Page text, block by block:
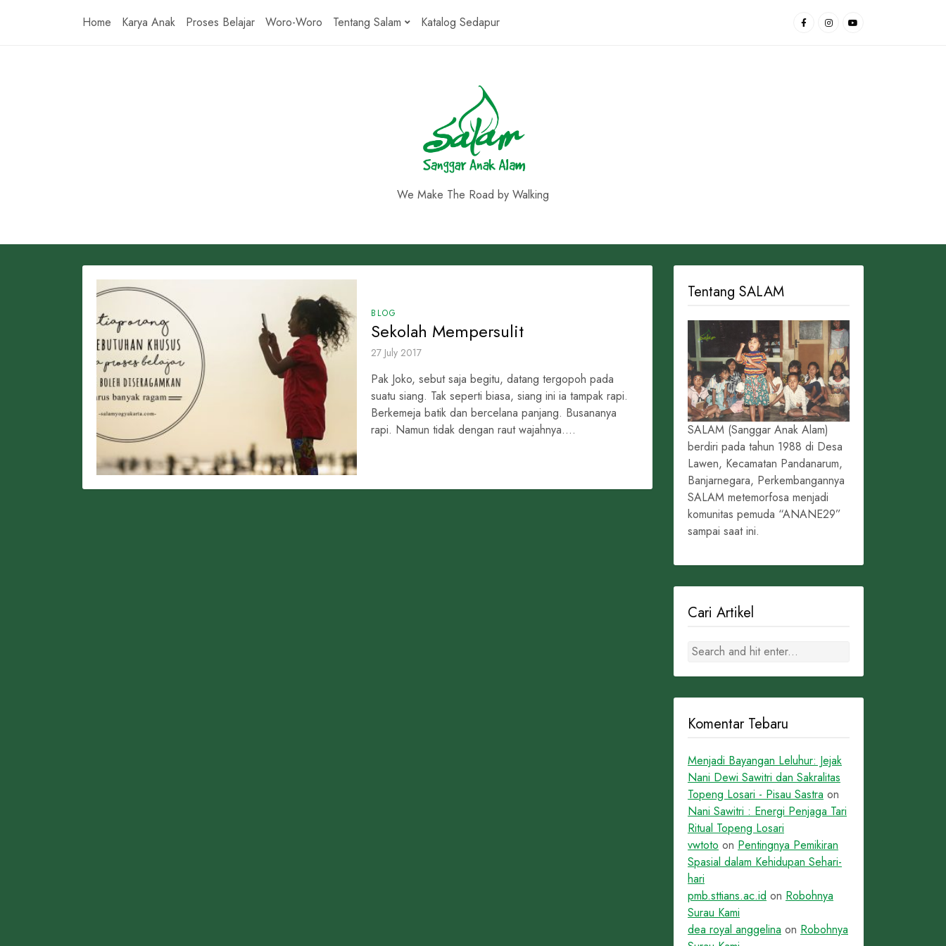
Home Karya Anak Proses Belajar Woro-Woro Tentang Salam Katalog Sedapur
We Make The Road by Walking
BLOG
Sekolah Mempersulit
27 July 2017
Pak Joko, sebut saja begitu, datang tergopoh pada
suatu siang. Tak seperti biasa, siang ini ia tampak rapi.
Berkemeja batik dan bercelana panjang. Busananya
rapi. Namun tidak dengan raut wajahnya....
Tentang SALAM
SALAM (Sanggar Anak Alam)
berdiri pada tahun 1988 di Desa
Lawen, Kecamatan Pandanarum,
Banjarnegara, Perkembangannya
SALAM metemorfosa menjadi
komunitas pemuda “ANANE29”
sampai saat ini.
Cari Artikel
Komentar Tebaru
Menjadi Bayangan Leluhur: Jejak
Nani Dewi Sawitri dan Sakralitas
Topeng Losari - Pisau Sastra on
Nani Sawitri : Energi Penjaga Tari
Ritual Topeng Losari
vwtoto on Pentingnya Pemikiran
Spasial dalam Kehidupan Sehari-
hari
pmb.sttians.ac.id on Robohnya
Surau Kami
dea royal anggelina on Robohnya